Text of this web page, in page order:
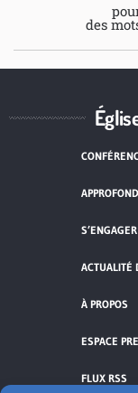
des
ACTUALITÉ
À PROPOS
ESPACE
FLUX RSS